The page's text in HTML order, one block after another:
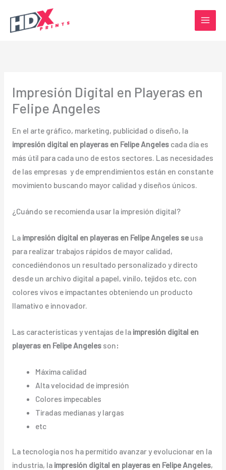
contenido
Impresión Digital en Playeras en
Felipe Angeles
En el arte gráfico, marketing, publicidad o diseño, la
impresión digital en playeras en Felipe Angelescada día es
más útil para cada uno de estos sectores. Las necesidades
de las empresas y de emprendimientos están en constante
movimiento buscando mayor calidad y diseños únicos.
¿Cuándo se recomienda usar la impresión digital?
La impresión digital en playeras en Felipe Angeles seusa
para realizar trabajos rápidos de mayor calidad,
concediéndonos un resultado personalizado y directo
desde un archivo digital a papel, vinilo, tejidos etc, con
colores vivos e impactantes obteniendo un producto
llamativo e innovador.
Las características y ventajas de la impresión digital en
playeras en Felipe Angeles son:
Máxima calidad
Alta velocidad de impresión
Colores impecables
Tiradas medianas y largas
etc
La tecnología nos ha permitido avanzar y evolucionar en la
industria, la impresión digital en playeras en Felipe Angeles,